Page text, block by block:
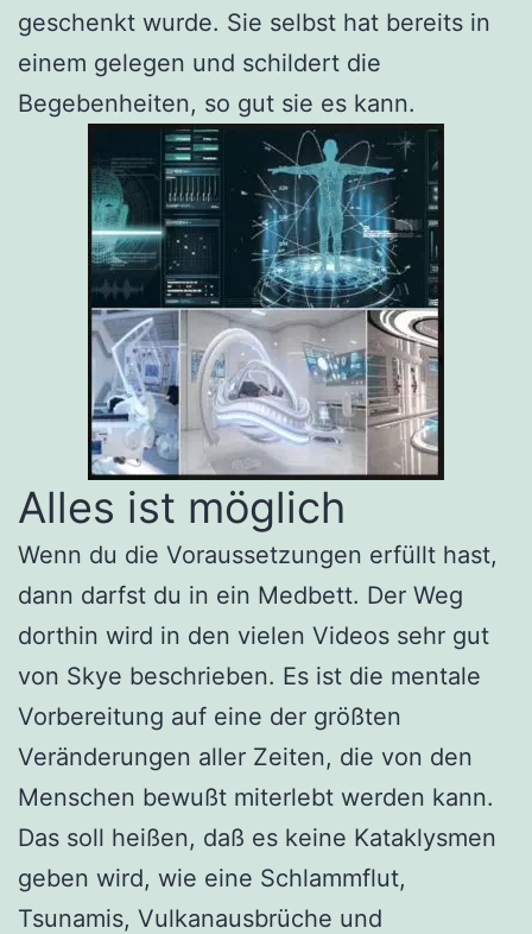
geschenkt wurde. Sie selbst hat bereits in
einem gelegen und schildert die
Begebenheiten, so gut sie es kann.
Alles ist möglich
Wenn du die Voraussetzungen erfüllt hast,
dann darfst du in ein Medbett. Der Weg
dorthin wird in den vielen Videos sehr gut
von Skye beschrieben. Es ist die mentale
Vorbereitung auf eine der größten
Veränderungen aller Zeiten, die von den
Menschen bewußt miterlebt werden kann.
Das soll heißen, daß es keine Kataklysmen
geben wird, wie eine Schlammflut,
Tsunamis, Vulkanausbrüche und